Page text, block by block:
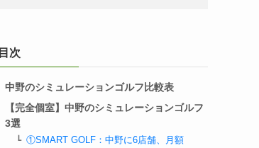
目次
中野のシミュレーションゴルフ比較表
【完全個室】中野のシミュレーションゴルフ
3選
①SMART GOLF：中野に6店舗、月額